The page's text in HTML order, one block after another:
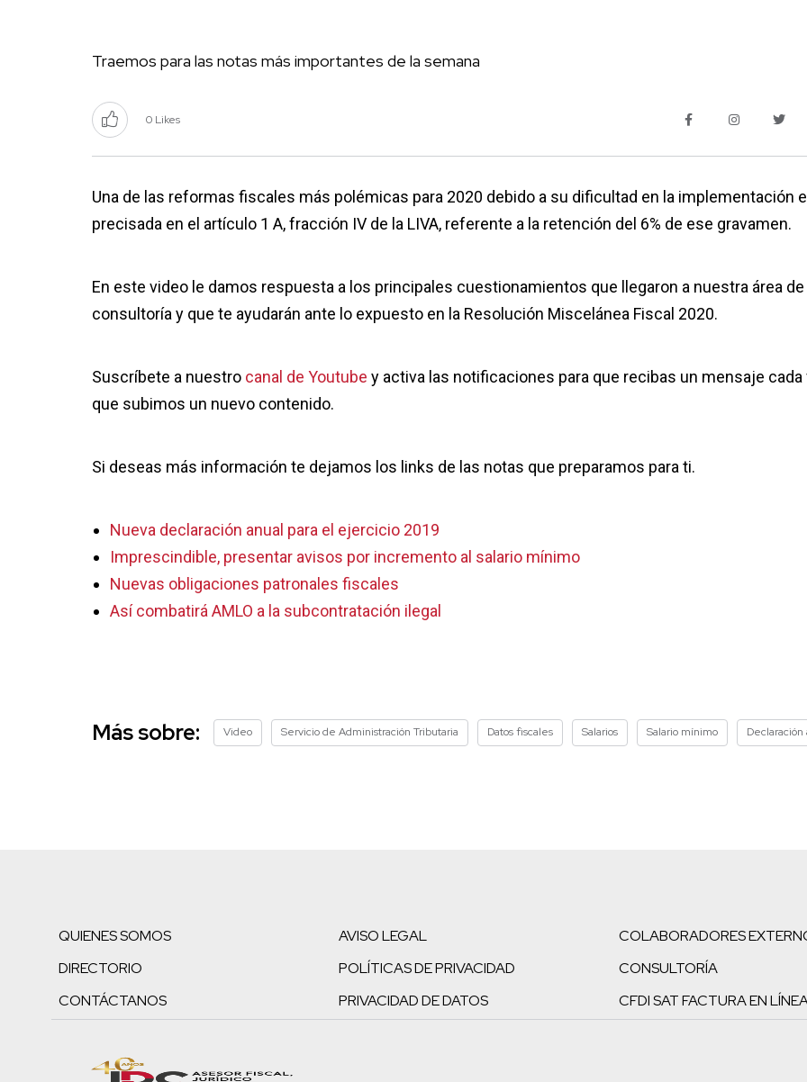
Traemos para las notas más importantes de la semana
0 Likes
Una de las reformas fiscales más polémicas para 2020 debido a su dificultad en la implementación
precisada en el artículo 1 A, fracción IV de la LIVA, referente a la retención del 6% de ese gravamen.
En este video le damos respuesta a los principales cuestionamientos que llegaron a nuestra área de
consultoría y que te ayudarán ante lo expuesto en la Resolución Miscelánea Fiscal 2020.
Suscríbete a nuestro canal de Youtube y activa las notificaciones para que recibas un mensaje cada
que subimos un nuevo contenido.
Si deseas más información te dejamos los links de las notas que preparamos para ti.
Nueva declaración anual para el ejercicio 2019
Imprescindible, presentar avisos por incremento al salario mínimo
Nuevas obligaciones patronales fiscales
Así combatirá AMLO a la subcontratación ilegal
Más sobre: Video Servicio de Administración Tributaria Datos fiscales Salarios Salario mínimo Declaración
QUIENES SOMOS
DIRECTORIO
CONTÁCTANOS
AVISO LEGAL
POLÍTICAS DE PRIVACIDAD
PRIVACIDAD DE DATOS
COLABORADORES
CONSULTORÍA
CFDI SAT FACTURA EN